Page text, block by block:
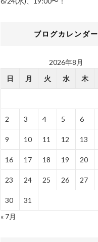
ブログカレンダー
2026年8月
日
月 火 水 木
2 3 4 5 6
9 10 11 12 13
16 17 18 19 20
23 24 25 26 27
30
31
« 7月